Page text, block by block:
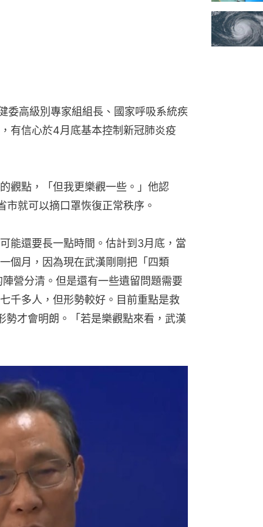
委高級別專家組組長、國家呼吸系統疾
有信心於4月底基本控制新冠肺炎疫
觀點，「但我更樂觀一些。」他認
就可以摘口罩恢復正常秩序。
能還要長一點時間。估計到3月底，當
個月，因為現在武漢剛剛把「四類
營分清。但是還有一些遺留問題需要
千多人，但形勢較好。目前重點是救
才會明朗。「若是樂觀點來看，武漢